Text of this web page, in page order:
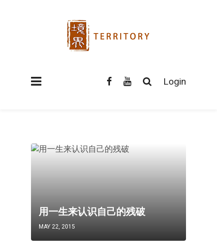
Login
用一生来认识自己的残破
MAY 22, 2015